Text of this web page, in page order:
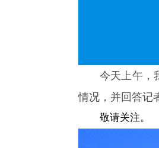
今天上午，
情况，并回答记
敬请关注。